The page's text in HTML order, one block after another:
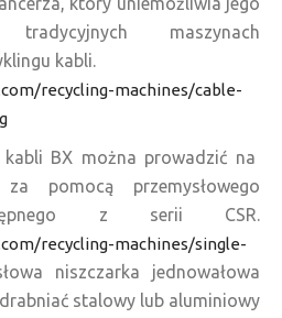
maszynach
kabli.
recycling-machines/cable-
BX można prowadzić na
pomocą przemysłowego
z serii CSR.
recycling-machines/single-
niszczarka jednowałowa
stalowy lub aluminiowy